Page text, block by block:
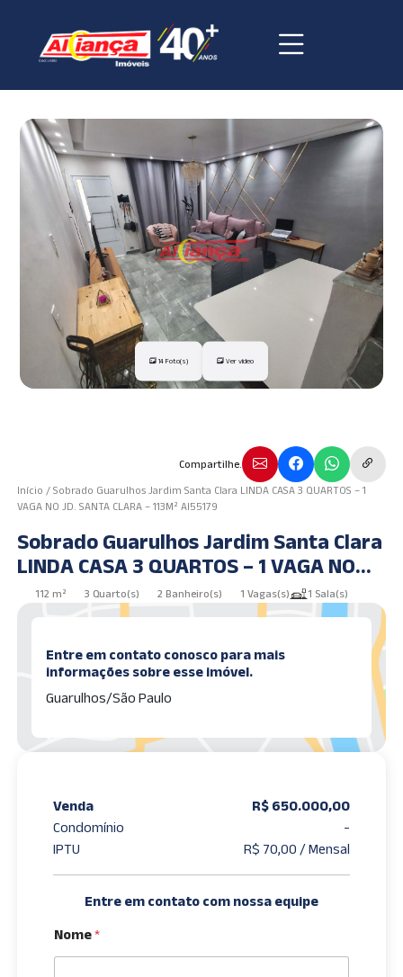
14 Foto(s) Ver vídeo
Compartilhe.
Início /Sobrado Guarulhos Jardim Santa Clara LINDA CASA 3 QUARTOS – 1
VAGA NO JD. SANTA CLARA – 113M² AI55179
Sobrado Guarulhos Jardim Santa Clara
LINDA CASA 3 QUARTOS – 1 VAGA NO
JD. SANTA CLARA – 113M² AI55179
112 m² 3 Quarto(s) 2 Banheiro(s) 1 Vagas(s) 1 Sala(s)
Entre em contato conosco para mais
informações sobre esse imóvel.
Guarulhos/São Paulo
Venda
R$ 650.000,00
Condomínio
-
IPTU
R$ 70,00 / Mensal
Entre em contato com nossa equipe
Nome*